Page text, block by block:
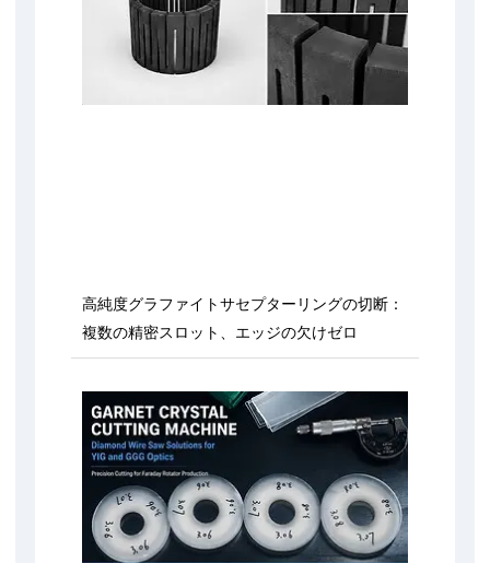
高純度グラファイトサセプターリングの切断：
複数の精密スロット、エッジの欠けゼロ